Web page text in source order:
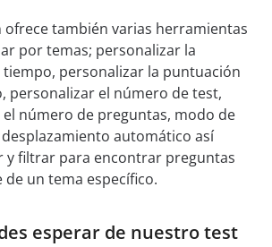
ofrece también varias herramientas
por temas; personalizar la
personalizar la puntuación
personalizar el número de test,
número de preguntas, modo de
automático así
y filtrar para encontrar preguntas
un tema específico.
esperar de nuestro test